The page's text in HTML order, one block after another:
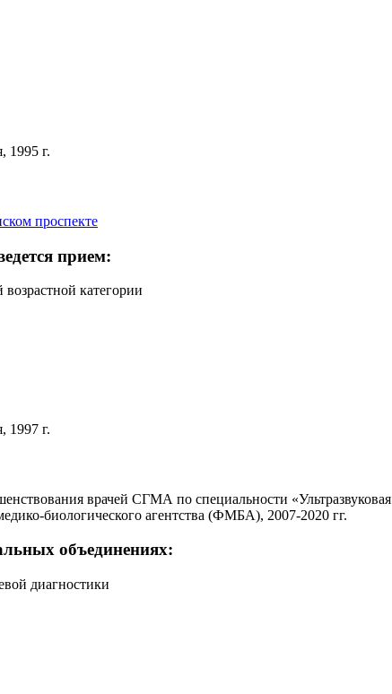
1995 г.
проспекте
прием:
категории
1997 г.
врачей СГМА по специальности «Ультразвуковая
биологического агентства (ФМБА), 2007-2020 гг.
объединениях:
диагностики